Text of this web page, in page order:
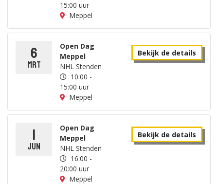
15:00 uur
Meppel
6
mrt
Open Dag
Meppel
NHL Stenden
10:00 -
15:00 uur
Meppel
Bekijk de details
1
jun
Open Dag
Meppel
NHL Stenden
16:00 -
20:00 uur
Meppel
Bekijk de details